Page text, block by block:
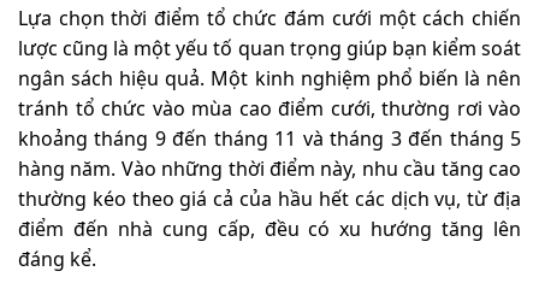
Lựa chọn thời điểm tổ chức đám cưới một cách chiến
lược cũng là một yếu tố quan trọng giúp bạn kiểm soát
ngân sách hiệu quả. Một kinh nghiệm phổ biến là nên
tránh tổ chức vào mùa cao điểm cưới, thường rơi vào
khoảng tháng 9 đến tháng 11 và tháng 3 đến tháng 5
hàng năm. Vào những thời điểm này, nhu cầu tăng cao
thường kéo theo giá cả của hầu hết các dịch vụ, từ địa
điểm đến nhà cung cấp, đều có xu hướng tăng lên
đáng kể.